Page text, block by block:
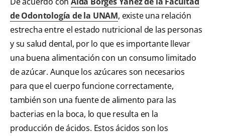
de Odontología de la UNAM, existe una relación
estrecha entre el estado nutricional de las personas
y su salud dental, por lo que es importante llevar
una buena alimentación con un consumo limitado
de azúcar. Aunque los azúcares son necesarios
para que el cuerpo funcione correctamente,
también son una fuente de alimento para las
bacterias en la boca, lo que resulta en la
producción de ácidos. Estos ácidos son los